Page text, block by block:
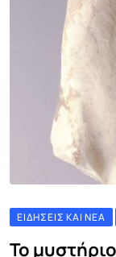
ΕΙΔΉΣΕΙΣ ΚΑΙ ΝΈΑ
Το